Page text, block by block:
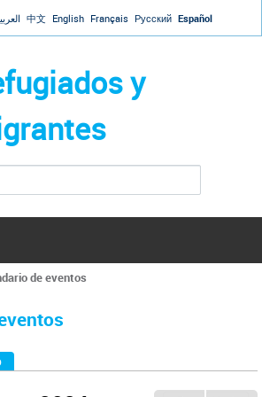
Jump to navigation
中文 English Français Русский Español
y
de eventos